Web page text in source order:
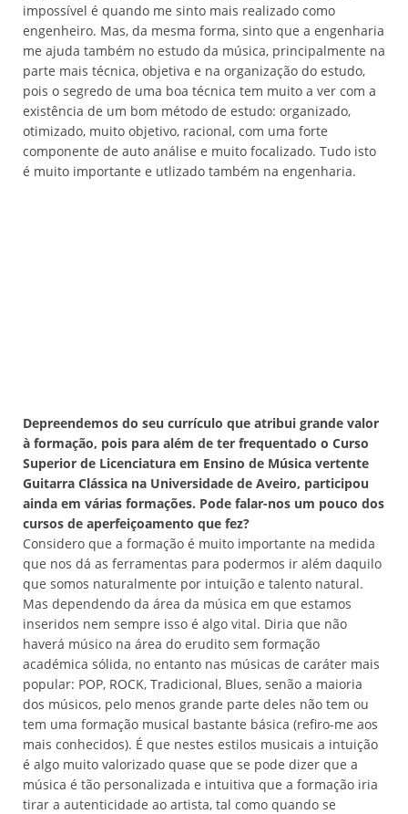
impossível é quando me sinto mais realizado como
engenheiro. Mas, da mesma forma, sinto que a engenharia
me ajuda também no estudo da música, principalmente na
parte mais técnica, objetiva e na organização do estudo,
pois o segredo de uma boa técnica tem muito a ver com a
existência de um bom método de estudo: organizado,
otimizado, muito objetivo, racional, com uma forte
componente de auto análise e muito focalizado. Tudo isto
é muito importante e utlizado também na engenharia.
Depreendemos do seu currículo que atribui grande valor
à formação, pois para além de ter frequentado o Curso
Superior de Licenciatura em Ensino de Música vertente
Guitarra Clássica na Universidade de Aveiro, participou
ainda em várias formações. Pode falar-nos um pouco dos
cursos de aperfeiçoamento que fez?
Considero que a formação é muito importante na medida
que nos dá as ferramentas para podermos ir além daquilo
que somos naturalmente por intuição e talento natural.
Mas dependendo da área da música em que estamos
inseridos nem sempre isso é algo vital. Diria que não
haverá músico na área do erudito sem formação
académica sólida, no entanto nas músicas de caráter mais
popular: POP, ROCK, Tradicional, Blues, senão a maioria
dos músicos, pelo menos grande parte deles não tem ou
tem uma formação musical bastante básica (refiro-me aos
mais conhecidos). É que nestes estilos musicais a intuição
é algo muito valorizado quase que se pode dizer que a
música é tão personalizada e intuitiva que a formação iria
tirar a autenticidade ao artista, tal como quando se